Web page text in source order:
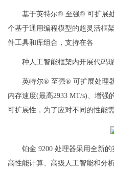
基于英特尔® 至强® 可扩展
个基于通用编程模型的超灵活框
件工具和库组合，支持在各
种人工智能框架内开展代码
英特尔® 至强® 可扩展处理
内存速度(最高2933 MT/s)、增强
可扩展性，为了应对不同的性能
铂金 9200 处理器采用全新
高性能计算、高级人工智能和分析